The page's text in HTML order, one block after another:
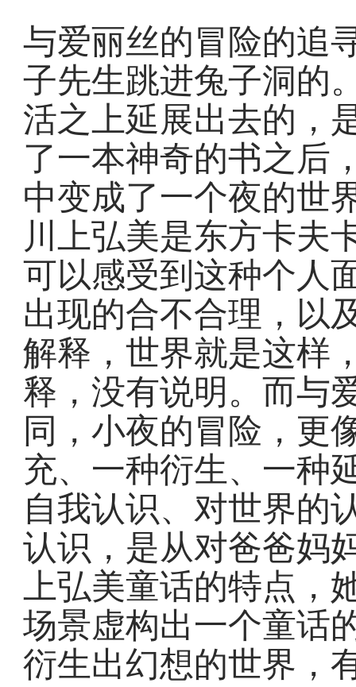
与爱丽丝的冒险的追
子先生跳进兔子洞的
活之上延展出去的，
了一本神奇的书之后
中变成了一个夜的世
川上弘美是东方卡夫
可以感受到这种个人
出现的合不合理，以
解释，世界就是这样
释，没有说明。而与
同，小夜的冒险，更
充、一种衍生、一种
自我认识、对世界的
认识，是从对爸爸妈
上弘美童话的特点，
场景虚构出一个童话
衍生出幻想的世界，